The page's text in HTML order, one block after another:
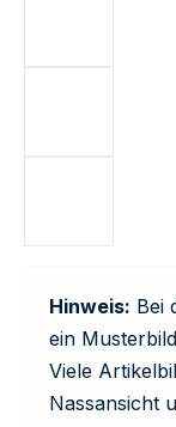
Hinweis: Bei
ein
Viele
Nassansicht